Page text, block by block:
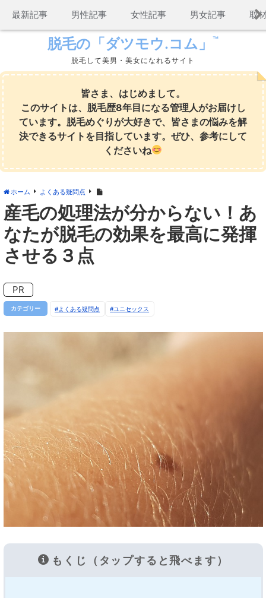
へ
ス
キ
ッ
プ
脱毛の「ダツモウ.コム」 ™
脱毛して美男・美女になれるサイト
皆さま、はじめまして。
このサイトは、脱毛歴8年目になる管理人がお届けし
ています。脱毛めぐりが大好きで、皆さまの悩みを解
決できるサイトを目指しています。ぜひ、参考にして
くださいね
ホーム よくある疑問点
産毛の処理法が分からない！あ
なたが脱毛の効果を最高に発揮
させる３点
PR
カテゴリー よくある疑問点 ユニセックス
もくじ（タップすると飛べます）
最新記事 男性記事 女性記事 男女記事 取